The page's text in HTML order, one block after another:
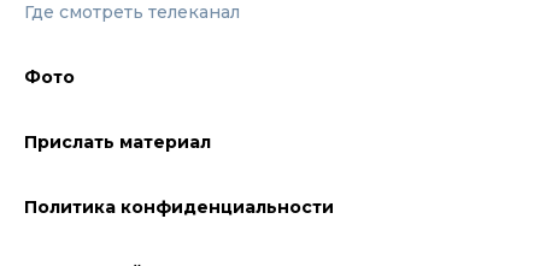
Где смотреть телеканал
Фото
Прислать материал
Политика конфиденциальности